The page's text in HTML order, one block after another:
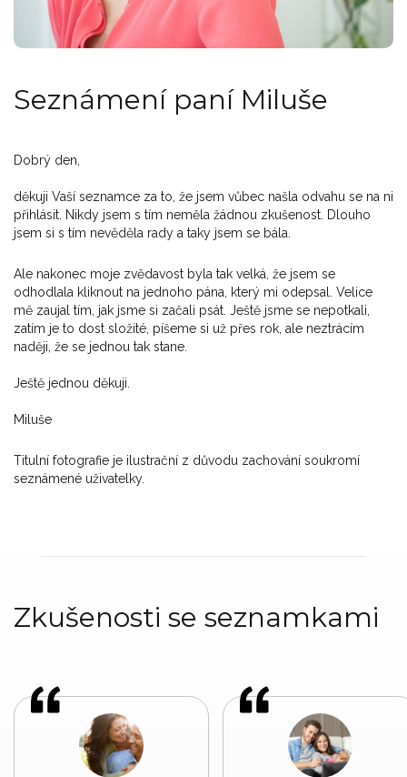
Seznámení paní Miluše
Dobrý den,
děkuji Vaší seznamce za to, že jsem vůbec našla odvahu se na ni
přihlásit. Nikdy jsem s tím neměla žádnou zkušenost. Dlouho
jsem si s tím nevěděla rady a taky jsem se bála.
Ale nakonec moje zvědavost byla tak velká, že jsem se
odhodlala kliknout na jednoho pána, který mi odepsal. Velice
mě zaujal tím, jak jsme si začali psát. Ještě jsme se nepotkali,
zatím je to dost složité, píšeme si už přes rok, ale neztrácím
naději, že se jednou tak stane.
Ještě jednou děkuji.
Miluše
Titulní fotografie je ilustrační z důvodu zachování soukromí
seznámené uživatelky.
Zkušenosti se seznamkami